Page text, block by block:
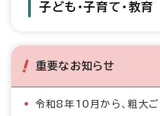
子ども・子育て・教育
重要なお知らせ
令和8年10月から、粗大